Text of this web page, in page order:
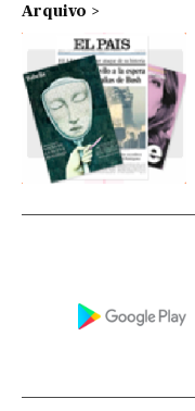
Arquivo